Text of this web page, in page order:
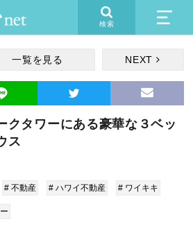
検索
一覧を見る NEXT
クタワーにある豪華な３ベッ
ス
# 不動産 # ハワイ不動産 # ワイキキ